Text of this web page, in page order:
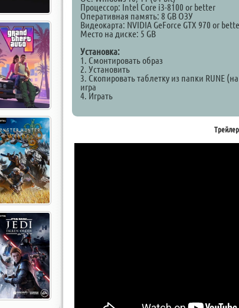
Процессор: Intel Core i3-8100 or better
Оперативная память: 8 GB ОЗУ
Видеокарта: NVIDIA GeForce GTX 970 or
Место на диске: 5 GB
Установка:
1. Смонтировать образ
2. Установить
3. Скопировать таблетку из папки RUNE
игра
4. Играть